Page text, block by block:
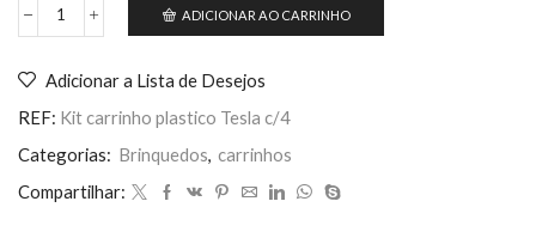
Kit
Tesla
c/4
ADICIONAR AO CARRINHO
Adicionar a Lista de Desejos
REF: Kit carrinho plastico Tesla c/4
Categorias: Brinquedos, carrinhos
Compartilhar: